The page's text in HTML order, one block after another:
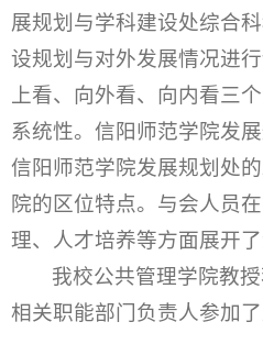
展规划与学科建设处综合
设规划与对外发展情况进
上看、向外看、向内看三
系统性。信阳师范学院发
信阳师范学院发展规划处
院的区位特点。与会人员
理、人才培养等方面展开了
我校公共管理学院教
相关职能部门负责人参加了